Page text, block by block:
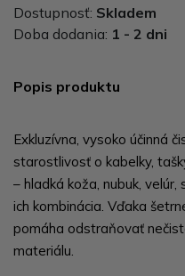
Dostupnosť: Skladem
Doba dodania: 1 - 2 dni
Popis produktu
Exkluzívna, vysoko účinná
starostlivosť o kabelky,
– hladká koža, nubuk,
ich kombinácia. Vďaka
pomáha odstraňovať
materiálu.